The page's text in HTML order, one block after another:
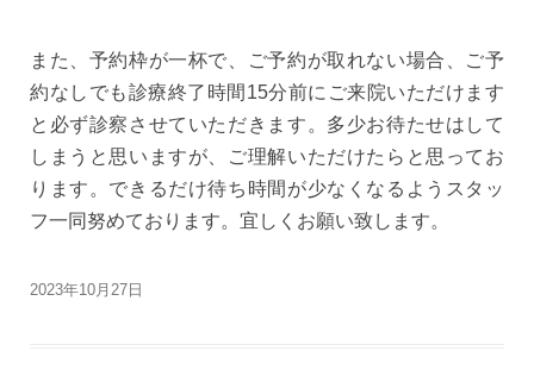
また、予約枠が一杯で、ご予約が取れない場合、ご予
約なしでも診療終了時間15分前にご来院いただけます
と必ず診察させていただきます。多少お待たせはして
しまうと思いますが、ご理解いただけたらと思ってお
ります。できるだけ待ち時間が少なくなるようスタッ
フ一同努めております。宜しくお願い致します。
2023年10月27日